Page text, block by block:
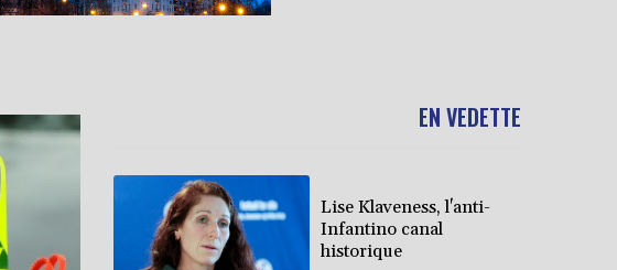
EN VEDETTE
Lise Klaveness, l'anti-
Infantino canal
historique